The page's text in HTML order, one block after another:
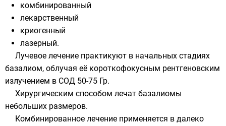
комбинированный
лекарственный
криогенный
лазерный.
Лучевое лечение практикуют в начальных стадиях
базалиом, облучая её короткофокусным рентгеновским
излучением в СОД 50-75 Гр.
Хирургическим способом лечат базалиомы
небольших размеров.
Комбинированное лечение применяется в далеко